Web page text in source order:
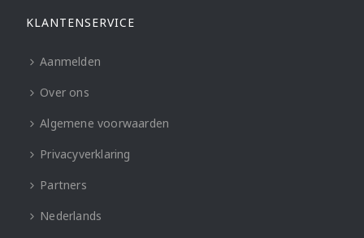
KLANTENSERVICE
Aanmelden
Over ons
Algemene voorwaarden
Privacyverklaring
Partners
Nederlands